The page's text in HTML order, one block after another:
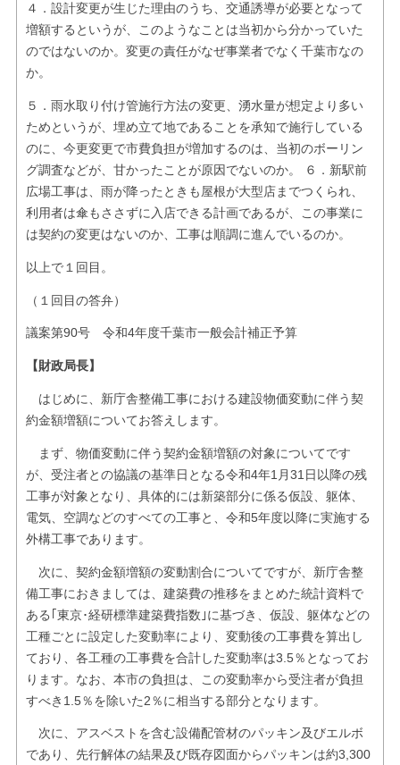
４．設計変更が生じた理由のうち、交通誘導が必要となって
増額するというが、このようなことは当初から分かっていた
のではないのか。変更の責任がなぜ事業者でなく千葉市なの
か。
５．雨水取り付け管施行方法の変更、湧水量が想定より多い
ためというが、埋め立て地であることを承知で施行している
のに、今更変更で市費負担が増加するのは、当初のボーリン
グ調査などが、甘かったことが原因でないのか。 ６．新駅前
広場工事は、雨が降ったときも屋根が大型店までつくられ、
利用者は傘もささずに入店できる計画であるが、この事業に
は契約の変更はないのか、工事は順調に進んでいるのか。
以上で１回目。
（１回目の答弁）
議案第90号 令和4年度千葉市一般会計補正予算
【財政局長】
はじめに、新庁舎整備工事における建設物価変動に伴う契
約金額増額についてお答えします。
まず、物価変動に伴う契約金額増額の対象についてです
が、受注者との協議の基準日となる令和4年1月31日以降の残
工事が対象となり、具体的には新築部分に係る仮設、躯体、
電気、空調などのすべての工事と、令和5年度以降に実施する
外構工事であります。
次に、契約金額増額の変動割合についてですが、新庁舎整
備工事におきましては、建築費の推移をまとめた統計資料で
ある｢東京･経研標準建築費指数｣に基づき、仮設、躯体などの
工種ごとに設定した変動率により、変動後の工事費を算出し
ており、各工種の工事費を合計した変動率は3.5％となってお
ります。なお、本市の負担は、この変動率から受注者が負担
すべき1.5％を除いた2％に相当する部分となります。
次に、アスベストを含む設備配管材のパッキン及びエルボ
であり、先行解体の結果及び既存図面からパッキンは約3,300